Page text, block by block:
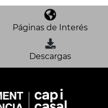
Páginas de Interés
Descargas